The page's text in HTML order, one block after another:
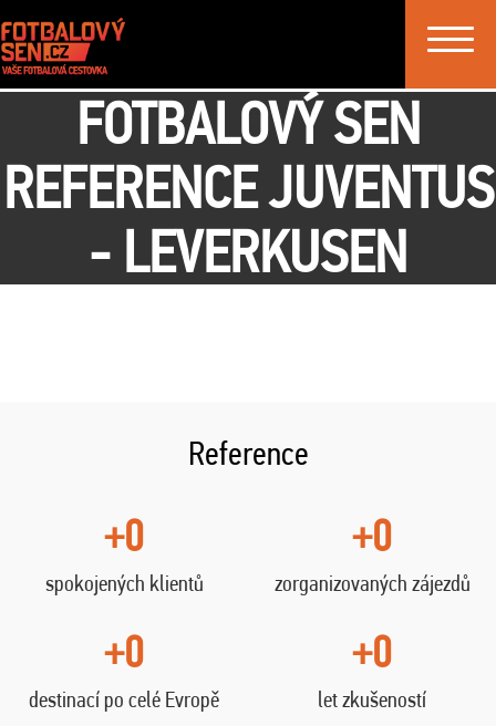
Toggle
FOTBALOVÝ SEN
REFERENCE JUVENTUS
- LEVERKUSEN
Reference
+0
spokojených klientů
+0
zorganizovaných zájezdů
+0
destinací po celé Evropě
+0
let zkušeností